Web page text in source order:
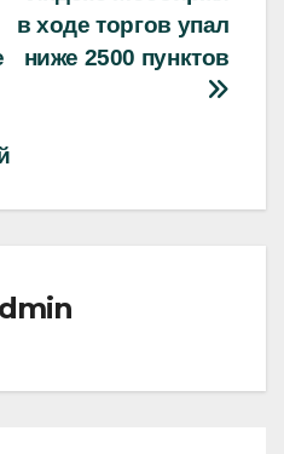
в ходе торгов упал
ниже 2500 пунктов